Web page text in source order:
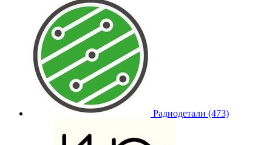
Радиодетали (473)